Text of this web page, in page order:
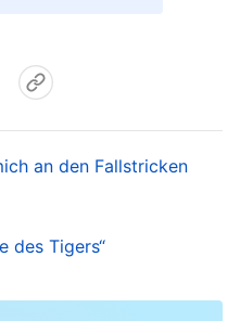
Herrn nicht
von
und dass ich einen
an den Fallstricken
des Tigers“